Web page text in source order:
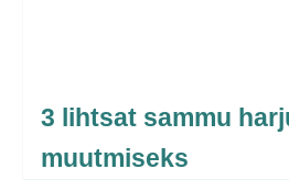
3 lihtsat sammu
muutmiseks